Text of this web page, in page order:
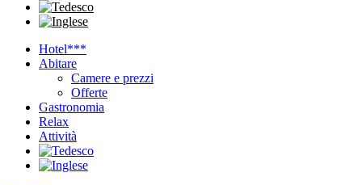
Hotel***
Abitare
Camere e prezzi
Offerte
Gastronomia
Relax
Attività